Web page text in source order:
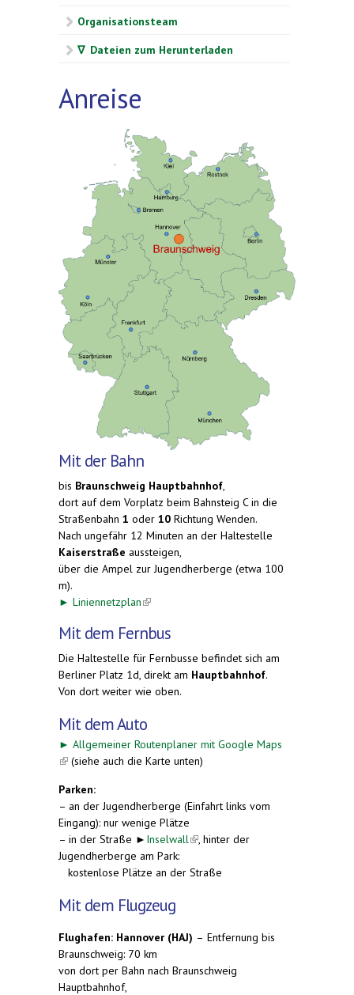
Organisationsteam
∇ Dateien zum Herunterladen
Anreise
Mit der Bahn
bis Braunschweig Hauptbahnhof,
dort auf dem Vorplatz beim Bahnsteig C in die
Straßenbahn 1 oder 10 Richtung Wenden.
Nach ungefähr 12 Minuten an der Haltestelle
Kaiserstraße aussteigen,
über die Ampel zur Jugendherberge (etwa 100
m).
► Liniennetzplan(link is external)
Mit dem Fernbus
Die Haltestelle für Fernbusse befindet sich am
Berliner Platz 1d, direkt am Hauptbahnhof.
Von dort weiter wie oben.
Mit dem Auto
► Allgemeiner Routenplaner mit Google Maps
(link is external)
(siehe auch die Karte unten)
Parken:
– an der Jugendherberge (Einfahrt links vom
Eingang): nur wenige Plätze
– in der Straße ► Inselwall(link is external)
, hinter der
Jugendherberge am Park:
kostenlose Plätze an der Straße
Mit dem Flugzeug
Flughafen: Hannover (HAJ) – Entfernung bis
Braunschweig: 70 km
von dort per Bahn nach Braunschweig
Hauptbahnhof,